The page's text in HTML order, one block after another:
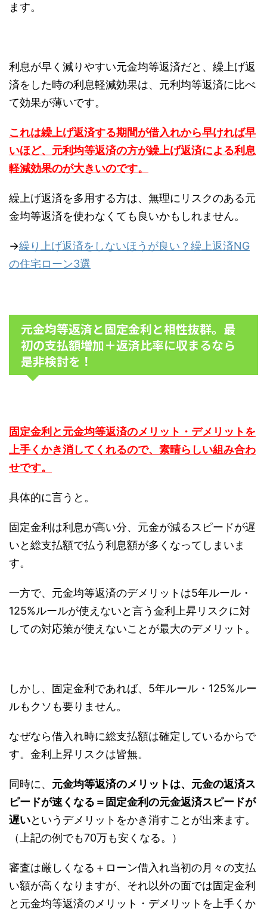
ます。
利息が早く減りやすい元金均等返済だと、繰上げ返
済をした時の利息軽減効果は、元利均等返済に比べ
て効果が薄いです。
これは繰上げ返済する期間が借入れから早ければ早
いほど、元利均等返済の方が繰上げ返済による利息
軽減効果のが大きいのです。
繰上げ返済を多用する方は、無理にリスクのある元
金均等返済を使わなくても良いかもしれません。
→繰り上げ返済をしないほうが良い？繰上返済NG
の住宅ローン3選
元金均等返済と固定金利と相性抜群。最
初の支払額増加＋返済比率に収まるなら
是非検討を！
固定金利と元金均等返済のメリット・デメリットを
上手くかき消してくれるので、素晴らしい組み合わ
せです。
具体的に言うと。
固定金利は利息が高い分、元金が減るスピードが遅
いと総支払額で払う利息額が多くなってしまいま
す。
一方で、元金均等返済のデメリットは5年ルール・
125%ルールが使えないと言う金利上昇リスクに対
しての対応策が使えないことが最大のデメリット。
しかし、固定金利であれば、5年ルール・125%ルー
ルもクソも要りません。
なぜなら借入れ時に総支払額は確定しているからで
す。金利上昇リスクは皆無。
同時に、 元金均等返済のメリットは、元金の返済ス
ピードが速くなる＝固定金利の元金返済スピードが
遅いというデメリットをかき消すことが出来ます。
（上記の例でも70万も安くなる。）
審査は厳しくなる＋ローン借入れ当初の月々の支払
い額が高くなりますが、それ以外の面では固定金利
と元金均等返済のメリット・デメリットを上手くか